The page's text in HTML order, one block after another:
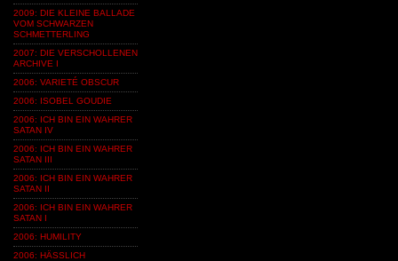
2009: DIE KLEINE BALLADE
VOM SCHWARZEN
SCHMETTERLING
2007: DIE VERSCHOLLENEN
ARCHIVE I
2006: VARIETÉ OBSCUR
2006: ISOBEL GOUDIE
2006: ICH BIN EIN WAHRER
SATAN IV
2006: ICH BIN EIN WAHRER
SATAN III
2006: ICH BIN EIN WAHRER
SATAN II
2006: ICH BIN EIN WAHRER
SATAN I
2006: HUMILITY
2006: HÄSSLICH